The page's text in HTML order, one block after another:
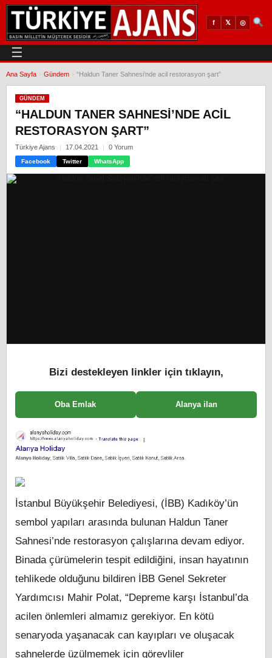
f 𝕏 ◎
☰
Ana Sayfa Gündem “Haldun Taner Sahnesi’nde acil restorasyon şart”
GÜNDEM
“HALDUN TANER SAHNESI’NDE ACIL
RESTORASYON ŞART”
Türkiye Ajans 17.04.2021 0 Yorum
Facebook Twitter WhatsApp
Bizi destekleyen linkler için tıklayın,
Oba Emlak Alanya ilan
İstanbul Büyükşehir Belediyesi, (İBB) Kadıköy’ün
sembol yapıları arasında bulunan Haldun Taner
Sahnesi’nde restorasyon çalışlarına devam ediyor.
Binada çürümelerin tespit edildiğini, insan hayatının
tehlikede olduğunu bildiren İBB Genel Sekreter
Yardımcısı Mahir Polat, “Depreme karşı İstanbul’da
acilen önlemleri almamız gerekiyor. En kötü
senaryoda yaşanacak can kayıpları ve oluşacak
sahnelerde üzülmemek için görevliler